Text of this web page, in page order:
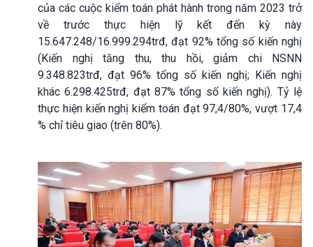
của các cuộc kiểm toán phát hành trong năm 2023 trở
về trước thực hiện lỹ kết đến kỳ này
15.647.248/16.999.294trđ, đạt 92% tổng số kiến nghị
(Kiến nghị tăng thu, thu hồi, giảm chi NSNN
9.348.823trđ, đạt 96% tổng số kiến nghị; Kiến nghị
khác 6.298.425trđ, đạt 87% tổng số kiến nghị). Tỷ lệ
thực hiện kiến nghị kiểm toán đạt 97,4/80%, vượt 17,4
% chỉ tiêu giao (trên 80%).